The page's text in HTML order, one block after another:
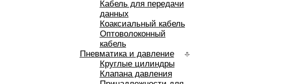
Кабель для передачи
данных
Коаксиальный кабель
Оптоволоконный
кабель
Пневматика и давление
Круглые цилиндры
Клапана давления